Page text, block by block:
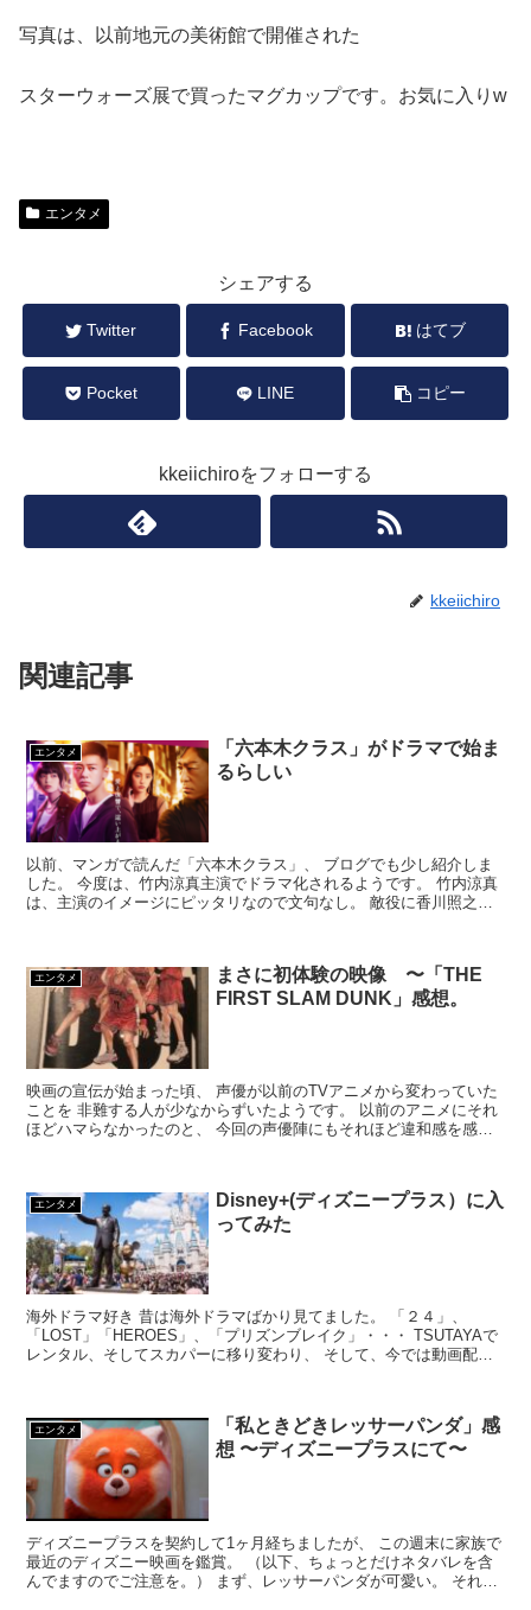
写真は、以前地元の美術館で開催された
スターウォーズ展で買ったマグカップです。お気に入りw
エンタメ
シェアする
Twitter Facebook はてブ
Pocket LINE コピー
kkeiichiroをフォローする
kkeiichiro
関連記事
エンタメ
「六本木クラス」がドラマで始ま
るらしい
以前、マンガで読んだ「六本木クラス」、 ブログでも少し紹介しま
した。 今度は、竹内涼真主演でドラマ化されるようです。 竹内涼真
は、主演のイメージにピッタリなので文句なし。 敵役に香川照之、
エンタメ
まさに初体験の映像 〜「THE
FIRST SLAM DUNK」感想。
映画の宣伝が始まった頃、 声優が以前のTVアニメから変わっていた
ことを 非難する人が少なからずいたようです。 以前のアニメにそれ
ほどハマらなかったのと、 今回の声優陣にもそれほど違和感を感じ
エンタメ
Disney+(ディズニープラス）に入
ってみた
海外ドラマ好き 昔は海外ドラマばかり見てました。 「２４」、
「LOST」「HEROES」、「プリズンブレイク」・・・ TSUTAYAで
レンタル、そしてスカパーに移り変わり、 そして、今では動画配信
エンタメ
「私ときどきレッサーパンダ」感
想 〜ディズニープラスにて〜
ディズニープラスを契約して1ヶ月経ちましたが、 この週末に家族で
最近のディズニー映画を鑑賞。 （以下、ちょっとだけネタバレを含
んでますのでご注意を。） まず、レッサーパンダが可愛い。 それが